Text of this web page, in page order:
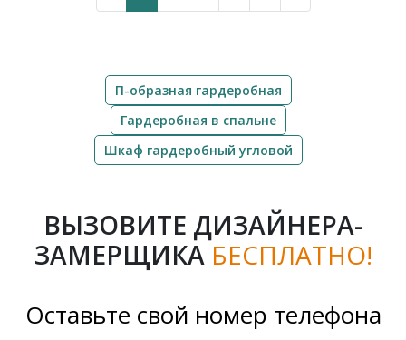
П-образная гардеробная
Гардеробная в спальне
Шкаф гардеробный угловой
ВЫЗОВИТЕ ДИЗАЙНЕРА-
ЗАМЕРЩИКА БЕСПЛАТНО!
Оставьте свой номер телефона